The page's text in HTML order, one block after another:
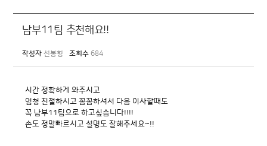
남부11팀 추천해요!!
작성자 선봉형 조회수 684
시간 정확하게 와주시고
엄청 친절하시고 꼼꼼하셔서 다음 이사할때도
꼭 남부11팀으로 하고싶습니다!!!!
손도 정말빠르시고 설명도 잘해주세요~!!